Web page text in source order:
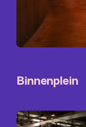
Binnenplein